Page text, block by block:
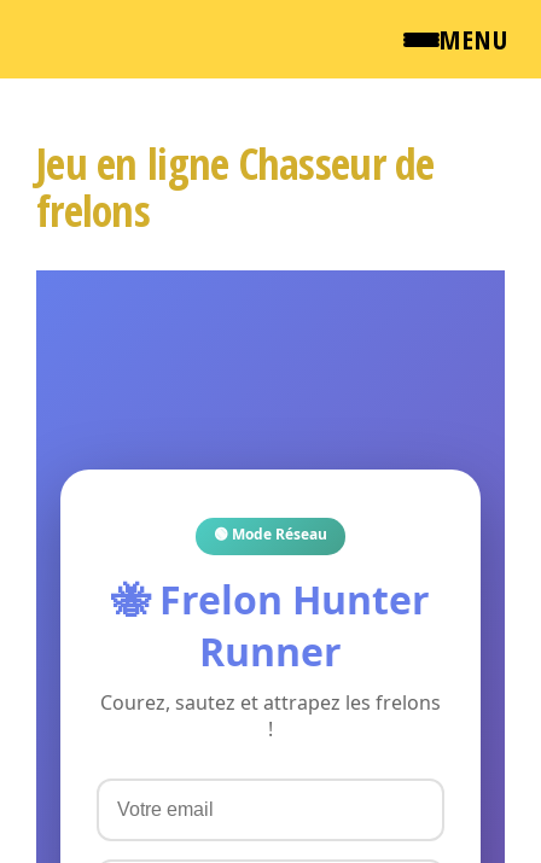
MENU
NEWSROOM
Passer
contenuJeu en ligne Chasseur de
frelons